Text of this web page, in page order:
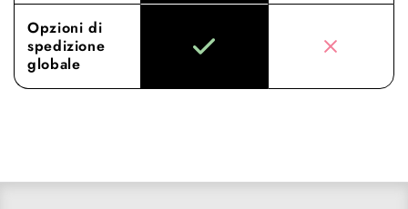
Opzioni di
spedizione
globale